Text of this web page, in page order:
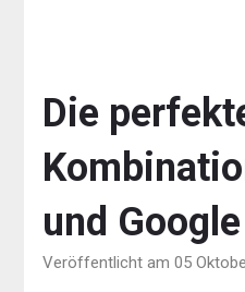
Die
und
Veröffentlicht am 05